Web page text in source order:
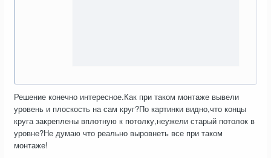
Решение конечно интересное.Как при таком монтаже вывели
уровень и плоскость на сам круг?По картинки видно,что концы
круга закреплены вплотную к потолку,неужели старый потолок в
уровне?Не думаю что реально выровнеть все при таком
монтаже!